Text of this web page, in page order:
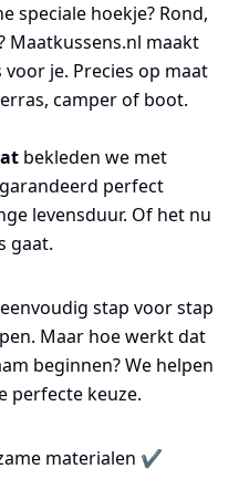
speciale hoekje? Rond,
Maatkussens.nl maakt
je. Precies op maat
camper of boot.
bekleden we met
perfect
levensduur. Of het nu
gaat.
stap voor stap
Maar hoe werkt dat
beginnen? We helpen
perfecte keuze.
materialen ✔